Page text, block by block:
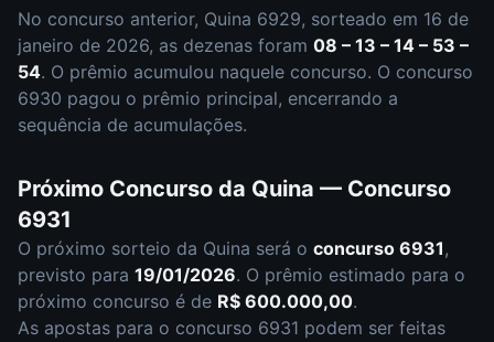
No concurso anterior, Quina 6929, sorteado em 16 de
janeiro de 2026, as dezenas foram 08 – 13 – 14 – 53 –
54. O prêmio acumulou naquele concurso. O concurso
6930 pagou o prêmio principal, encerrando a
sequência de acumulações.
Próximo Concurso da Quina — Concurso
6931
O próximo sorteio da Quina será o concurso 6931,
previsto para 19/01/2026. O prêmio estimado para o
próximo concurso é de R$ 600.000,00.
As apostas para o concurso 6931 podem ser feitas